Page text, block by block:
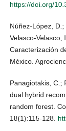
https://doi.org/
Núñez-López,
Velasco-Velasco,
Caracterización
México.
Panagiotakis, C.;
dual hybrid
random forest.
18(1):115-128.